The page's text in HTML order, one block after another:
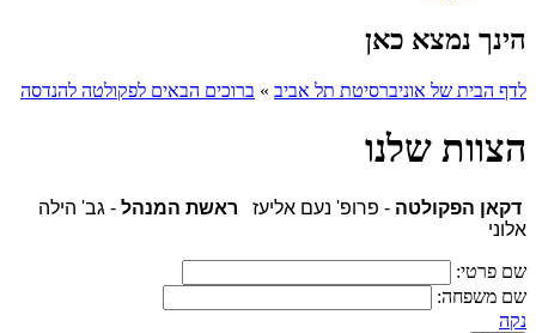
הינך נמצא כאן
לדף הבית של אוניברסיטת תל אביב » ברוכים הבאים לפקולטה להנדסה
הצוות שלנו
דקאן הפקולטה - פרופ' נעם אליעז ראשת המנהל - גב' הילה
אלוני
שם פרטי:
שם משפחה:
נקה